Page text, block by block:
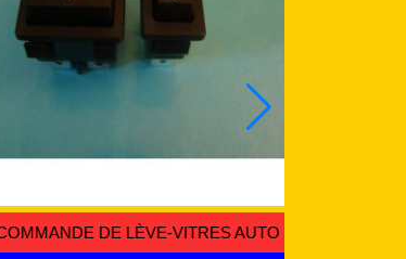
SUBMINIATURE À LEVIER PLAT
ON/OF/ON - CODE EL 018